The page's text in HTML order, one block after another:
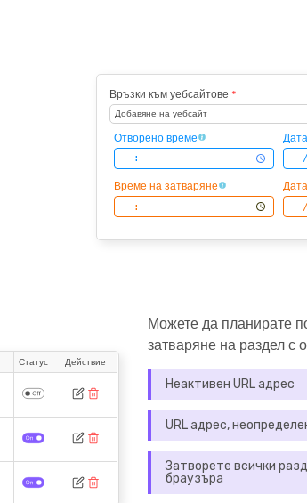
Връзки към уебсайтове *
Добавяне на уебсайт
Отворено време
Време на затваряне
Можете да планирате
затваряне на раздел с
Неактивен URL адрес
URL адрес,
Затворете всички
браузъра
Статус Действие